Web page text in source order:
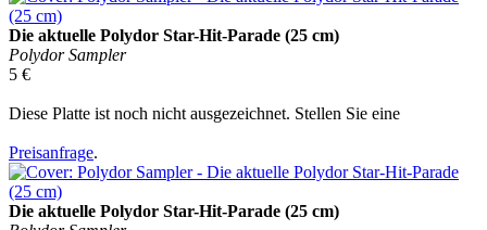
Die aktuelle Polydor Star-Hit-Parade (25 cm)
Polydor Sampler
5 €
Diese Platte ist noch nicht ausgezeichnet. Stellen Sie eine
Preisanfrage.
Die aktuelle Polydor Star-Hit-Parade (25 cm)